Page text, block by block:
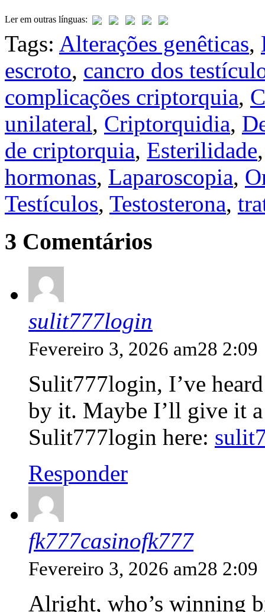
Ler em outras línguas:
Tags: Alterações genêticas,
escroto, cancro dos
complicações criptorquia,
unilateral, Criptorquidia,
de criptorquia, Esterilidade
hormonas, Laparoscopia,
Testículos, Testosterona,
3 Comentários
sulit777login
Fevereiro 3, 2026 am28 2:09
Sulit777login, I’ve
by it. Maybe I’ll give it
Sulit777login here:
Responder
fk777casinofk777
Fevereiro 3, 2026 am28 2:09
Alright, who’s winning